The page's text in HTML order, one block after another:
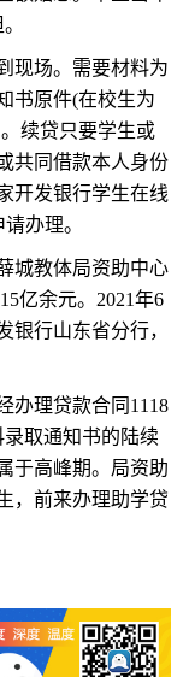
场。需要材料为
书原件(在校生为
续贷只要学生或
共同借款本人身份
开发银行学生在线
办理。
教体局资助中心
亿余元。2021年6
银行山东省分行，
理贷款合同1118
取通知书的陆续
于高峰期。局资助
，前来办理助学贷